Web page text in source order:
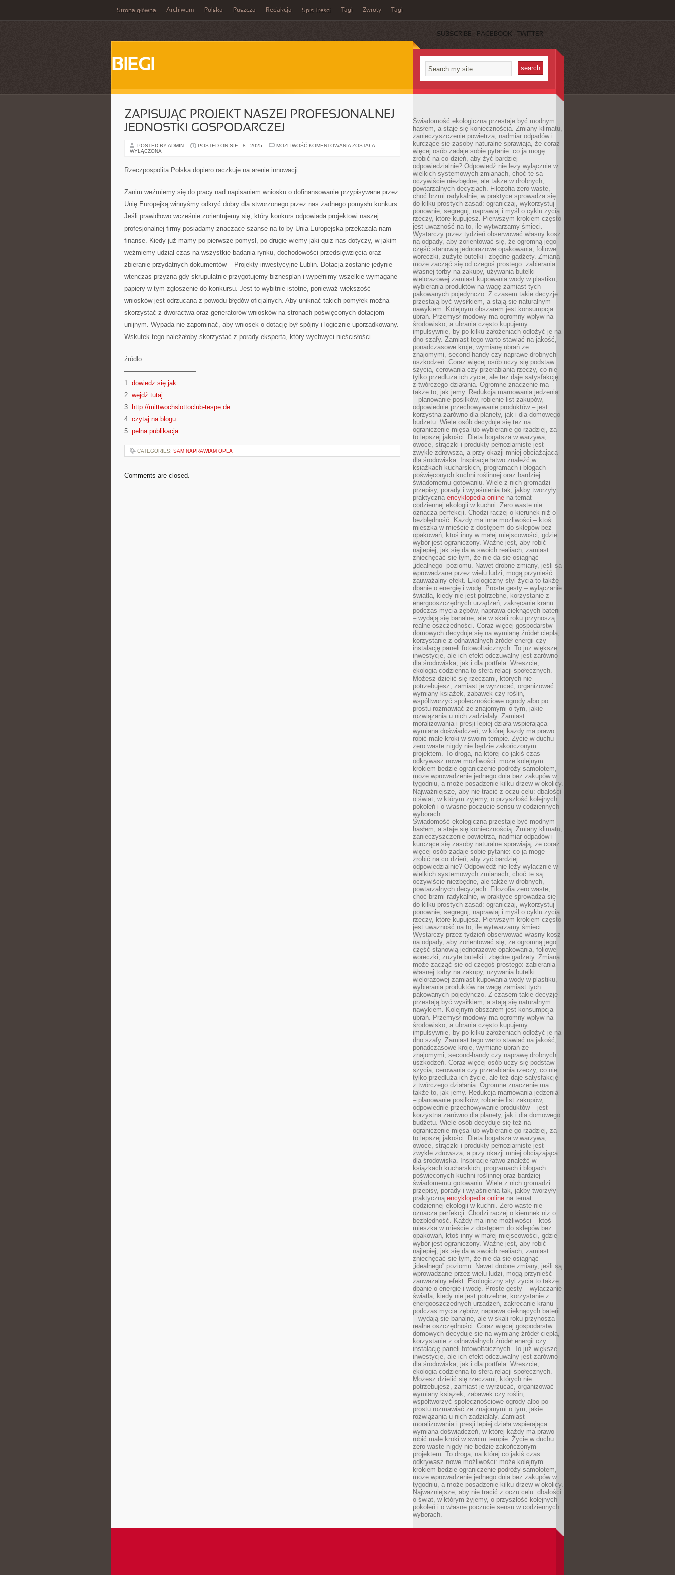
Strona główna Archiwum Polska Puszcza Redakcja Spis Treści Tagi Zwroty Tagi
SUBSCRIBE FACEBOOK TWITTER
BIEGI
ZAPISUJĄC PROJEKT NASZEJ PROFESJONALNEJ
JEDNOSTKI GOSPODARCZEJ
POSTED BY ADMIN POSTED ON SIE - 8 - 2025 MOŻLIWOŚĆ KOMENTOWANIA ZAPISUJĄC
ZOSTAŁA
WYŁĄCZONA
Rzeczpospolita Polska dopiero raczkuje na arenie innowacji
Zanim weźmiemy się do pracy nad napisaniem wniosku o dofinansowanie przypisywane przez
Unię Europejką winnyśmy odkryć dobry dla stworzonego przez nas żadnego pomysłu konkurs.
Jeśli prawidłowo wcześnie zorientujemy się, który konkurs odpowiada projektowi naszej
profesjonalnej firmy posiadamy znaczące szanse na to by Unia Europejska przekazała nam
finanse. Kiedy już mamy po pierwsze pomysł, po drugie wiemy jaki quiz nas dotyczy, w jakim
weźmiemy udział czas na wszystkie badania rynku, dochodowości przedsięwzięcia oraz
zbieranie przydatnych dokumentów – Projekty inwestycyjne Lublin. Dotacja zostanie jedynie
wtenczas przyzna gdy skrupulatnie przygotujemy biznesplan i wypełnimy wszelkie wymagane
papiery w tym zgłoszenie do konkursu. Jest to wybitnie istotne, ponieważ większość
wniosków jest odrzucana z powodu błędów oficjalnych. Aby uniknąć takich pomyłek można
skorzystać z dworactwa oraz generatorów wniosków na stronach poświęconych dotacjom
unijnym. Wypada nie zapominać, aby wniosek o dotację był spójny i logicznie uporządkowany.
Wskutek tego należałoby skorzystać z porady eksperta, który wychwyci nieścisłości.
źródło:
———————————
1. dowiedz się jak
2. wejdź tutaj
3. http://mittwochslottoclub-tespe.de
4. czytaj na blogu
5. pełna publikacja
CATEGORIES: SAM NAPRAWIAM OPLA
Comments are closed.
Świadomość ekologiczna przestaje być modnym
hasłem, a staje się koniecznością. Zmiany klimatu,
zanieczyszczenie powietrza, nadmiar odpadów i
kurczące się zasoby naturalne sprawiają, że coraz
więcej osób zadaje sobie pytanie: co ja mogę
zrobić na co dzień, aby żyć bardziej
odpowiedzialnie? Odpowiedź nie leży wyłącznie w
wielkich systemowych zmianach, choć te są
oczywiście niezbędne, ale także w drobnych,
powtarzalnych decyzjach. Filozofia zero waste,
choć brzmi radykalnie, w praktyce sprowadza się
do kilku prostych zasad: ograniczaj, wykorzystuj
ponownie, segreguj, naprawiaj i myśl o cyklu życia
rzeczy, które kupujesz. Pierwszym krokiem często
jest uważność na to, ile wytwarzamy śmieci.
Wystarczy przez tydzień obserwować własny kosz
na odpady, aby zorientować się, że ogromną jego
część stanowią jednorazowe opakowania, foliowe
woreczki, zużyte butelki i zbędne gadżety. Zmiana
może zacząć się od czegoś prostego: zabierania
własnej torby na zakupy, używania butelki
wielorazowej zamiast kupowania wody w plastiku,
wybierania produktów na wagę zamiast tych
pakowanych pojedynczo. Z czasem takie decyzje
przestają być wysiłkiem, a stają się naturalnym
nawykiem. Kolejnym obszarem jest konsumpcja
ubrań. Przemysł modowy ma ogromny wpływ na
środowisko, a ubrania często kupujemy
impulsywnie, by po kilku założeniach odłożyć je na
dno szafy. Zamiast tego warto stawiać na jakość,
ponadczasowe kroje, wymianę ubrań ze
znajomymi, second-handy czy naprawę drobnych
uszkodzeń. Coraz więcej osób uczy się podstaw
szycia, cerowania czy przerabiania rzeczy, co nie
tylko przedłuża ich życie, ale też daje satysfakcję
z twórczego działania. Ogromne znaczenie ma
także to, jak jemy. Redukcja marnowania jedzenia
– planowanie posiłków, robienie list zakupów,
odpowiednie przechowywanie produktów – jest
korzystna zarówno dla planety, jak i dla domowego
budżetu. Wiele osób decyduje się też na
ograniczenie mięsa lub wybieranie go rzadziej, za
to lepszej jakości. Dieta bogatsza w warzywa,
owoce, strączki i produkty pełnoziarniste jest
zwykle zdrowsza, a przy okazji mniej obciążająca
dla środowiska. Inspiracje łatwo znaleźć w
książkach kucharskich, programach i blogach
poświęconych kuchni roślinnej oraz bardziej
świadomemu gotowaniu. Wiele z nich gromadzi
przepisy, porady i wyjaśnienia tak, jakby tworzyły
praktyczną encyklopedia online na temat
codziennej ekologii w kuchni. Zero waste nie
oznacza perfekcji. Chodzi raczej o kierunek niż o
bezbłędność. Każdy ma inne możliwości – ktoś
mieszka w mieście z dostępem do sklepów bez
opakowań, ktoś inny w małej miejscowości, gdzie
wybór jest ograniczony. Ważne jest, aby robić
najlepiej, jak się da w swoich realiach, zamiast
zniechęcać się tym, że nie da się osiągnąć
„idealnego” poziomu. Nawet drobne zmiany, jeśli są
wprowadzane przez wielu ludzi, mogą przynieść
zauważalny efekt. Ekologiczny styl życia to także
dbanie o energię i wodę. Proste gesty – wyłączanie
światła, kiedy nie jest potrzebne, korzystanie z
energooszczędnych urządzeń, zakręcanie kranu
podczas mycia zębów, naprawa cieknących baterii
– wydają się banalne, ale w skali roku przynoszą
realne oszczędności. Coraz więcej gospodarstw
domowych decyduje się na wymianę źródeł ciepła,
korzystanie z odnawialnych źródeł energii czy
instalację paneli fotowoltaicznych. To już większe
inwestycje, ale ich efekt odczuwalny jest zarówno
dla środowiska, jak i dla portfela. Wreszcie,
ekologia codzienna to sfera relacji społecznych.
Możesz dzielić się rzeczami, których nie
potrzebujesz, zamiast je wyrzucać, organizować
wymiany książek, zabawek czy roślin,
współtworzyć społecznościowe ogrody albo po
prostu rozmawiać ze znajomymi o tym, jakie
rozwiązania u nich zadziałały. Zamiast
moralizowania i presji lepiej działa wspierająca
wymiana doświadczeń, w której każdy ma prawo
robić małe kroki w swoim tempie. Życie w duchu
zero waste nigdy nie będzie zakończonym
projektem. To droga, na której co jakiś czas
odkrywasz nowe możliwości: może kolejnym
krokiem będzie ograniczenie podróży samolotem,
może wprowadzenie jednego dnia bez zakupów w
tygodniu, a może posadzenie kilku drzew w okolicy.
Najważniejsze, aby nie tracić z oczu celu: dbałości
o świat, w którym żyjemy, o przyszłość kolejnych
pokoleń i o własne poczucie sensu w codziennych
wyborach.
Świadomość ekologiczna przestaje być modnym
hasłem, a staje się koniecznością. Zmiany klimatu,
zanieczyszczenie powietrza, nadmiar odpadów i
kurczące się zasoby naturalne sprawiają, że coraz
więcej osób zadaje sobie pytanie: co ja mogę
zrobić na co dzień, aby żyć bardziej
odpowiedzialnie? Odpowiedź nie leży wyłącznie w
wielkich systemowych zmianach, choć te są
oczywiście niezbędne, ale także w drobnych,
powtarzalnych decyzjach. Filozofia zero waste,
choć brzmi radykalnie, w praktyce sprowadza się
do kilku prostych zasad: ograniczaj, wykorzystuj
ponownie, segreguj, naprawiaj i myśl o cyklu życia
rzeczy, które kupujesz. Pierwszym krokiem często
jest uważność na to, ile wytwarzamy śmieci.
Wystarczy przez tydzień obserwować własny kosz
na odpady, aby zorientować się, że ogromną jego
część stanowią jednorazowe opakowania, foliowe
woreczki, zużyte butelki i zbędne gadżety. Zmiana
może zacząć się od czegoś prostego: zabierania
własnej torby na zakupy, używania butelki
wielorazowej zamiast kupowania wody w plastiku,
wybierania produktów na wagę zamiast tych
pakowanych pojedynczo. Z czasem takie decyzje
przestają być wysiłkiem, a stają się naturalnym
nawykiem. Kolejnym obszarem jest konsumpcja
ubrań. Przemysł modowy ma ogromny wpływ na
środowisko, a ubrania często kupujemy
impulsywnie, by po kilku założeniach odłożyć je na
dno szafy. Zamiast tego warto stawiać na jakość,
ponadczasowe kroje, wymianę ubrań ze
znajomymi, second-handy czy naprawę drobnych
uszkodzeń. Coraz więcej osób uczy się podstaw
szycia, cerowania czy przerabiania rzeczy, co nie
tylko przedłuża ich życie, ale też daje satysfakcję
z twórczego działania. Ogromne znaczenie ma
także to, jak jemy. Redukcja marnowania jedzenia
– planowanie posiłków, robienie list zakupów,
odpowiednie przechowywanie produktów – jest
korzystna zarówno dla planety, jak i dla domowego
budżetu. Wiele osób decyduje się też na
ograniczenie mięsa lub wybieranie go rzadziej, za
to lepszej jakości. Dieta bogatsza w warzywa,
owoce, strączki i produkty pełnoziarniste jest
zwykle zdrowsza, a przy okazji mniej obciążająca
dla środowiska. Inspiracje łatwo znaleźć w
książkach kucharskich, programach i blogach
poświęconych kuchni roślinnej oraz bardziej
świadomemu gotowaniu. Wiele z nich gromadzi
przepisy, porady i wyjaśnienia tak, jakby tworzyły
praktyczną encyklopedia online na temat
codziennej ekologii w kuchni. Zero waste nie
oznacza perfekcji. Chodzi raczej o kierunek niż o
bezbłędność. Każdy ma inne możliwości – ktoś
mieszka w mieście z dostępem do sklepów bez
opakowań, ktoś inny w małej miejscowości, gdzie
wybór jest ograniczony. Ważne jest, aby robić
najlepiej, jak się da w swoich realiach, zamiast
zniechęcać się tym, że nie da się osiągnąć
„idealnego” poziomu. Nawet drobne zmiany, jeśli są
wprowadzane przez wielu ludzi, mogą przynieść
zauważalny efekt. Ekologiczny styl życia to także
dbanie o energię i wodę. Proste gesty – wyłączanie
światła, kiedy nie jest potrzebne, korzystanie z
energooszczędnych urządzeń, zakręcanie kranu
podczas mycia zębów, naprawa cieknących baterii
– wydają się banalne, ale w skali roku przynoszą
realne oszczędności. Coraz więcej gospodarstw
domowych decyduje się na wymianę źródeł ciepła,
korzystanie z odnawialnych źródeł energii czy
instalację paneli fotowoltaicznych. To już większe
inwestycje, ale ich efekt odczuwalny jest zarówno
dla środowiska, jak i dla portfela. Wreszcie,
ekologia codzienna to sfera relacji społecznych.
Możesz dzielić się rzeczami, których nie
potrzebujesz, zamiast je wyrzucać, organizować
wymiany książek, zabawek czy roślin,
współtworzyć społecznościowe ogrody albo po
prostu rozmawiać ze znajomymi o tym, jakie
rozwiązania u nich zadziałały. Zamiast
moralizowania i presji lepiej działa wspierająca
wymiana doświadczeń, w której każdy ma prawo
robić małe kroki w swoim tempie. Życie w duchu
zero waste nigdy nie będzie zakończonym
projektem. To droga, na której co jakiś czas
odkrywasz nowe możliwości: może kolejnym
krokiem będzie ograniczenie podróży samolotem,
może wprowadzenie jednego dnia bez zakupów w
tygodniu, a może posadzenie kilku drzew w okolicy.
Najważniejsze, aby nie tracić z oczu celu: dbałości
o świat, w którym żyjemy, o przyszłość kolejnych
pokoleń i o własne poczucie sensu w codziennych
wyborach.